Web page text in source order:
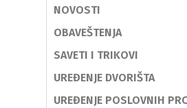
NOVOSTI
OBAVEŠTENJA
SAVETI I TRIKOVI
UREĐENJE DVORIŠTA
UREĐENJE POSLOVNIH